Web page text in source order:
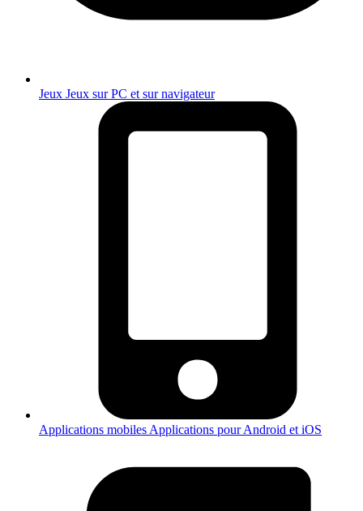
Jeux Jeux sur PC et sur navigateur
Applications mobiles Applications pour Android et iOS